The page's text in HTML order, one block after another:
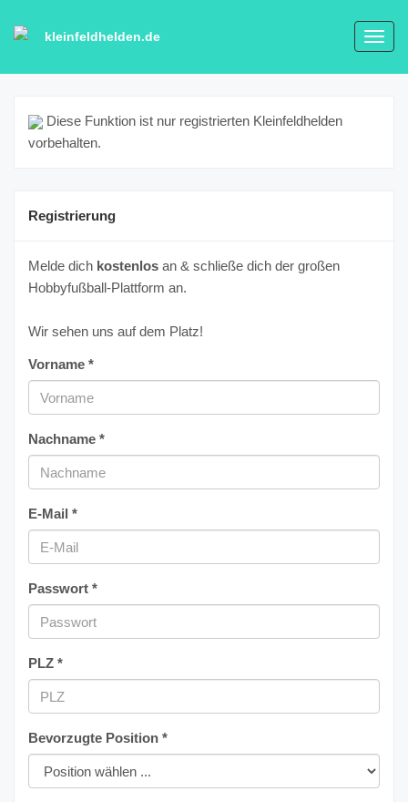
kleinfeldhelden.de
Diese Funktion ist nur registrierten Kleinfeldhelden
vorbehalten.
Registrierung
Melde dich kostenlos an & schließe dich der großen
Hobbyfußball-Plattform an.
Wir sehen uns auf dem Platz!
Vorname *
Nachname *
E-Mail *
Passwort *
PLZ *
Bevorzugte Position *